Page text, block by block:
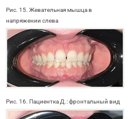
Рис. 15. Жевательная мышца в
напряжении слева
Рис. 16. Пациентка Д.: фронтальный вид